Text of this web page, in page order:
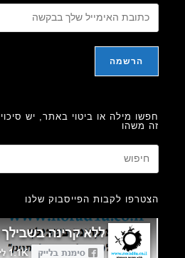
מילה או ביטוי באתר, יש סיכוי טוב
לקבות הפייסבוק שלנו